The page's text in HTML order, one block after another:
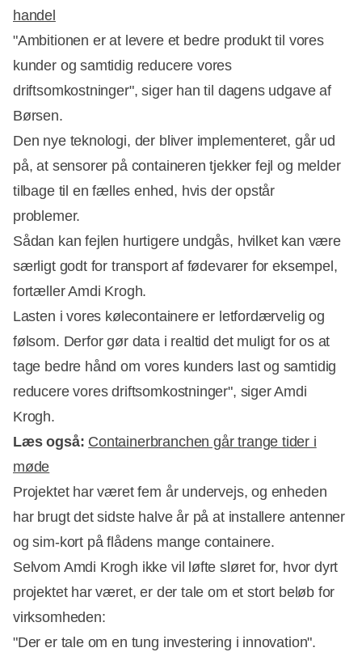
handel
"Ambitionen er at levere et bedre produkt til vores
kunder og samtidig reducere vores
driftsomkostninger", siger han til dagens udgave af
Børsen.
Den nye teknologi, der bliver implementeret, går ud
på, at sensorer på containeren tjekker fejl og melder
tilbage til en fælles enhed, hvis der opstår
problemer.
Sådan kan fejlen hurtigere undgås, hvilket kan være
særligt godt for transport af fødevarer for eksempel,
fortæller Amdi Krogh.
Lasten i vores kølecontainere er letfordærvelig og
følsom. Derfor gør data i realtid det muligt for os at
tage bedre hånd om vores kunders last og samtidig
reducere vores driftsomkostninger", siger Amdi
Krogh.
Læs også: Containerbranchen går trange tider i
møde
Projektet har været fem år undervejs, og enheden
har brugt det sidste halve år på at installere antenner
og sim-kort på flådens mange containere.
Selvom Amdi Krogh ikke vil løfte sløret for, hvor dyrt
projektet har været, er der tale om et stort beløb for
virksomheden:
"Der er tale om en tung investering i innovation".